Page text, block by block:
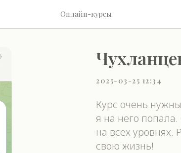
Онлайн-курсы
2025-03-25 12:34
Курс очень
я на него
на всех
свою жизнь!